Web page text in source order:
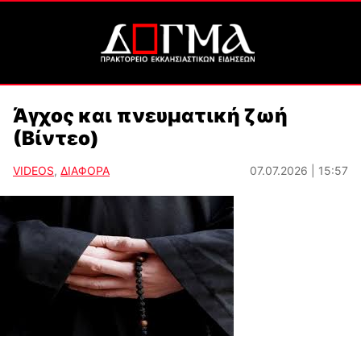
Άγχος και πνευματική ζωή
(Βίντεο)
VIDEOS, ΔΙΑΦΟΡΑ 07.07.2026 | 15:57